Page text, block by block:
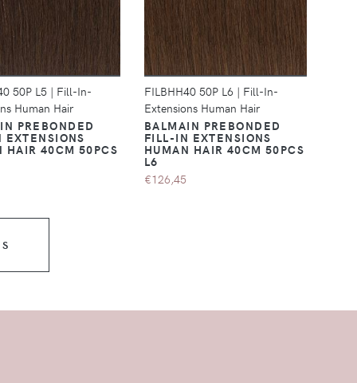
DÉTAILS
50P L5 | Fill-In-
Human Hair
PREBONDED
HAIR 40CM 50PCS
DÉTAILS
FILBHH40 50P L6 | Fill-In-
Extensions Human Hair
BALMAIN PREBONDED
FILL-IN EXTENSIONS
HUMAN HAIR 40CM 50PCS
L6
€126,45